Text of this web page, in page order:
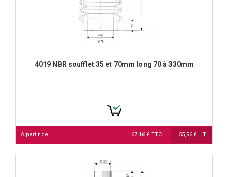
4019 NBR soufflet 35 et 70mm long 70 à 330mm
A partir de 67,16 € TTC 55,96 € HT